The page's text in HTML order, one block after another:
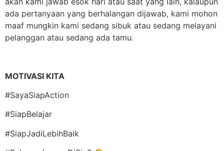
ada pertanyaan yang berhalangan dijawab, kami mohon
maaf mungkin kami sedang sibuk atau sedang melayani
pelanggan atau sedang ada tamu.
MOTIVASI KITA
#SayaSiapAction
#SiapBelajar
#SiapJadiLebihBaik